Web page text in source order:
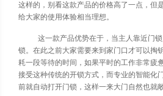
这样的，别看这款产品的价格高了一点，但
给大家的使用体验相当理想。
这一款产品优势在于，当主人靠近门
锁。在此之前大家需要来到家门口才可以掏
耗一段等待的时间，如果平时的工作非常疲
接受这种传统的开锁方式，而专业的智能化
前就自动打开门锁，这样一来大门自然也就